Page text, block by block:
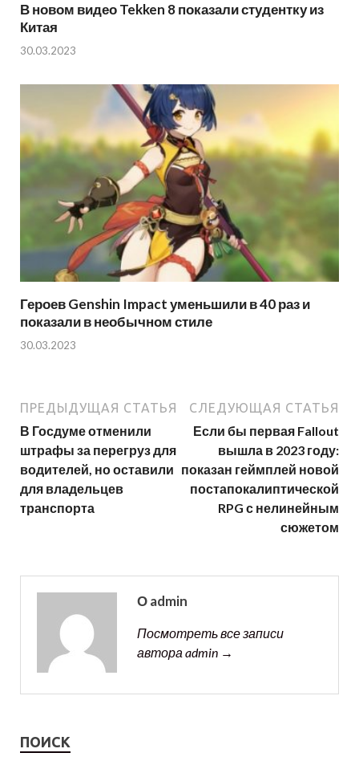
В новом видео Tekken 8 показали студентку из
Китая
30.03.2023
Героев Genshin Impact уменьшили в 40 раз и
показали в необычном стиле
30.03.2023
ПРЕДЫДУЩАЯ СТАТЬЯ
В Госдуме отменили
штрафы за перегруз для
водителей, но оставили
для владельцев
транспорта
СЛЕДУЮЩАЯ СТАТЬЯ
Если бы первая Fallout
вышла в 2023 году:
показан геймплей новой
постапокалиптической
RPG с нелинейным
сюжетом
О admin
Посмотреть все записи
автора admin →
ПОИСК